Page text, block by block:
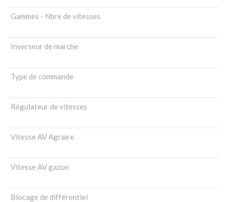
Gammes - Nbre de vitesses
Inverseur de marche
Type de commande
Régulateur de vitesses
Vitesse AV Agraire
Vitesse AV gazon
Blocage de différentiel